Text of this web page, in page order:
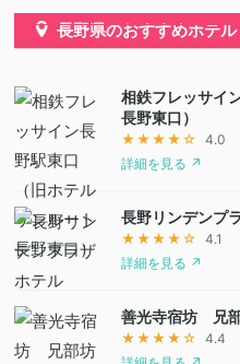
長野県のおすすめホテル
相鉄フレッサイ
長野東口）
★★★★☆
4.0
詳細を見る ↗
長野リンデンプ
★★★★☆
4.1
詳細を見る ↗
善光寺宿坊 兄
★★★★☆
4.4